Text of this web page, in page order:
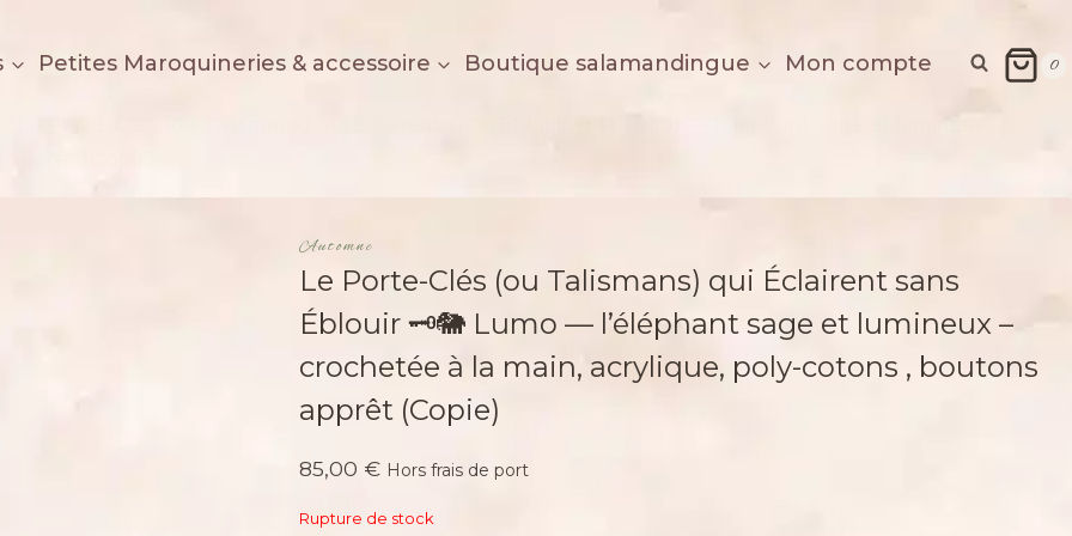
Petites Maroquineries & accessoire Boutique salamandingue Mon compte 0
(Copie)
Automne
Le Porte-Clés (ou Talismans) qui Éclairent sans
Éblouir 🗝️🐘 Lumo — l’éléphant sage et lumineux –
crochetée à la main, acrylique, poly-cotons , boutons
apprêt (Copie)
85,00 € Hors frais de port
Rupture de stock